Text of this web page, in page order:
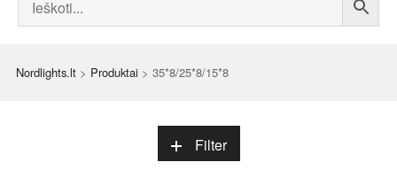
Nordlights.lt > Produktai > 35*8/25*8/15*8
Filter